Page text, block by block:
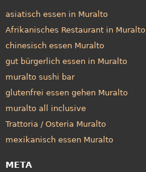
asiatisch essen in Muralto
Afrikanisches Restaurant in Muralto
chinesisch essen Muralto
gut bürgerlich essen in Muralto
muralto sushi bar
glutenfrei essen gehen Muralto
muralto all inclusive
Trattoria / Osteria Muralto
mexikanisch essen Muralto
META